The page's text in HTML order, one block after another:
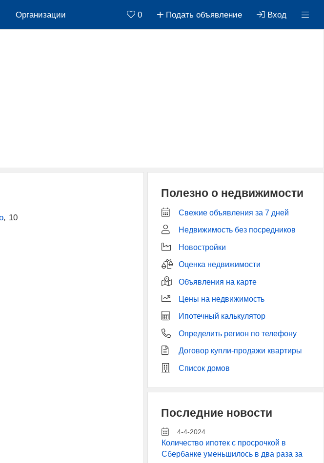
Организации 0 Подать объявление Вход
, 10
Полезно о недвижимости
Свежие объявления за 7 дней
Недвижимость без посредников
Новостройки
Оценка недвижимости
Объявления на карте
Цены на недвижимость
Ипотечный калькулятор
Определить регион по телефону
Договор купли-продажи квартиры
Список домов
Последние новости
4-4-2024
Количество ипотек с просрочкой в
Сбербанке уменьшилось в два раза за